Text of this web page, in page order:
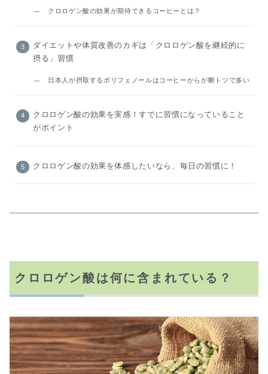
クロロゲン酸の効果が期待できるコーヒーとは？
ダイエットや体質改善のカギは「クロロゲン酸を継続的に
摂る」習慣
日本人が摂取するポリフェノールはコーヒーからが断トツで多い
クロロゲン酸の効果を実感！すでに習慣になっていること
がポイント
クロロゲン酸の効果を体感したいなら、毎日の習慣に！
クロロゲン酸は何に含まれている？